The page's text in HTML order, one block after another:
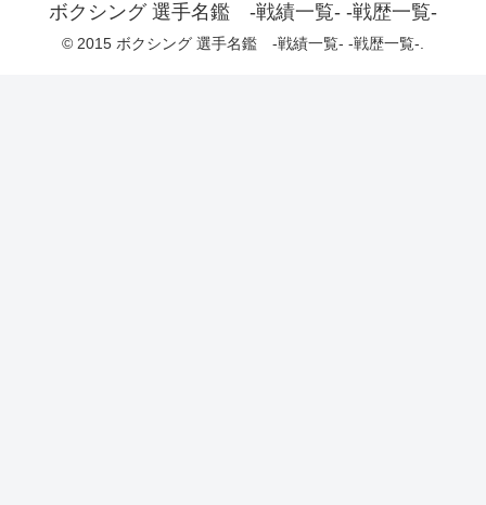
ボクシング 選手名鑑 -戦績一覧- -戦歴一覧-
© 2015 ボクシング 選手名鑑 -戦績一覧- -戦歴一覧-.